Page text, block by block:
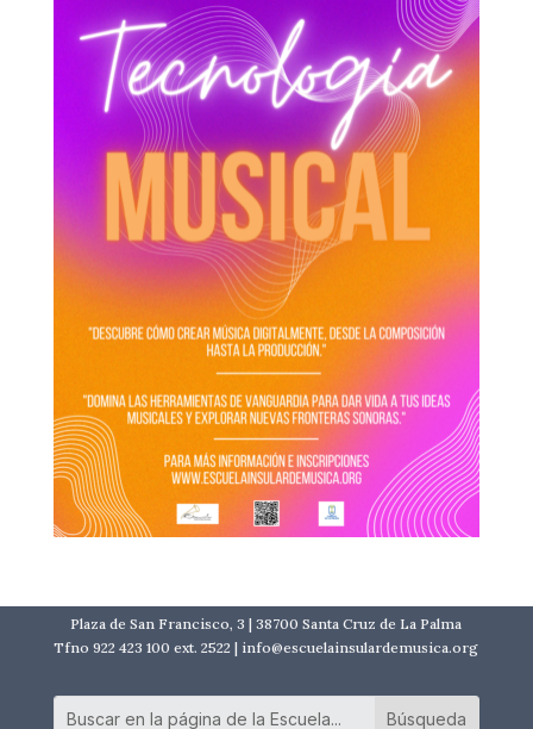
Plaza de San Francisco, 3 | 38700 Santa Cruz de La Palma
Tfno 922 423 100 ext. 2522 | info@escuelainsulardemusica.org